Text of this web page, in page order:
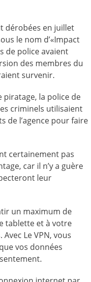
dérobées en juillet
le nom d’«Impact
de police avaient
des membres du
survenir.
piratage, la police de
criminels utilisaient
de l’agence pour faire
certainement pas
car il n’y a guère
leur
un maximum de
tablette et à votre
Le VPN, vous
vos données